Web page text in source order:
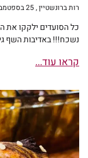
רות ברונשטיין 25 בספטמבר 2024
כל הסועדים ילקקו את
נשכח!!! באדיבות השף
קראו עוד...